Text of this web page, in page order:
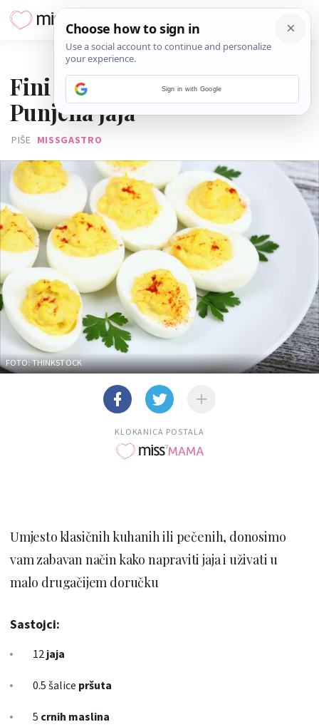
Fini doručak za cijelu obitelj:
Punjena jaja
PIŠE MISSGASTRO
FOTO: THINKSTOCK
KLOKANICA POSTALA
Umjesto klasičnih kuhanih ili pečenih, donosimo
vam zabavan način kako napraviti jaja i uživati u
malo drugačijem doručku
Sastojci:
12 jaja
0.5 šalice pršuta
5 crnih maslina
Sign in with Google